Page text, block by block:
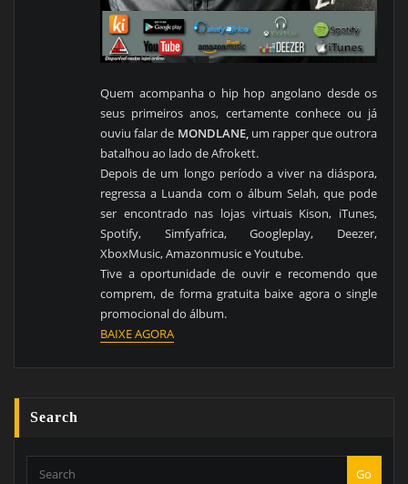
Quem acompanha o hip hop angolano desde os
seus primeiros anos, certamente conhece ou já
ouviu falar de MONDLANE, um rapper que outrora
batalhou ao lado de Afrokett.
Depois de um longo período a viver na diáspora,
regressa a Luanda com o álbum Selah, que pode
ser encontrado nas lojas virtuais Kison, iTunes,
Spotify, Simfyafrica, Googleplay, Deezer,
XboxMusic, Amazonmusic e Youtube.
Tive a oportunidade de ouvir e recomendo que
comprem, de forma gratuita baixe agora o single
promocional do álbum.
BAIXE AGORA
Search
Go